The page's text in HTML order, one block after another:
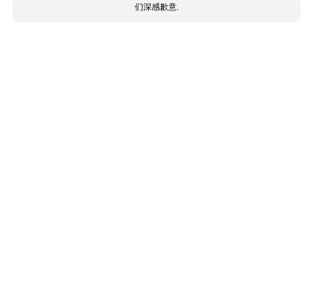
们深感歉意.